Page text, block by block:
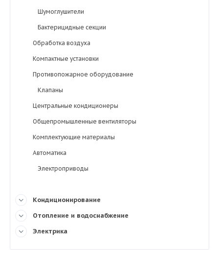
Шумоглушители
Бактерицидные секции
Обработка воздуха
Компактные установки
Противопожарное оборудование
Клапаны
Центральные кондиционеры
Общепромышленные вентиляторы
Комплектующие материалы
Автоматика
Электроприводы
Кондиционирование
Отопление и водоснабжение
Электрика